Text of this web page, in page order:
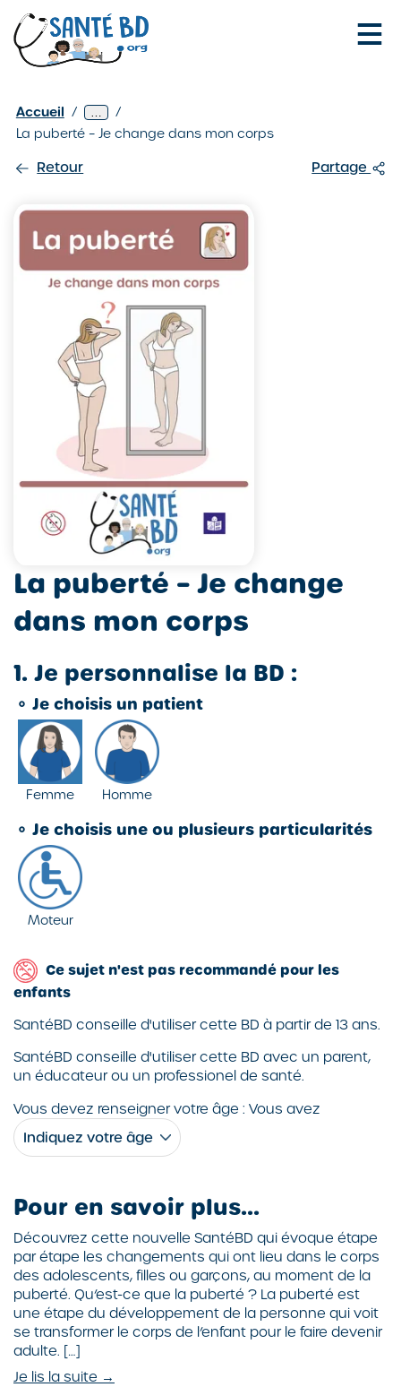
Je configure mes cookies
Accueil /
Afficher
niveaux
/
SantéBD
affective
et
La puberté – Je change dans mon corps
Retour Partage
La puberté – Je change
dans mon corps
1. Je personnalise la BD :
⚬ Je choisis un patient
Femme Homme
⚬ Je choisis une ou plusieurs particularités
Moteur
Ce sujet n'est pas recommandé pour les
enfants
SantéBD conseille d'utiliser cette BD à partir de 13 ans.
SantéBD conseille d'utiliser cette BD avec un parent,
un éducateur ou un professionel de santé.
Vous devez renseigner votre âge : Vous avez
Pour en savoir plus...
Découvrez cette nouvelle SantéBD qui évoque étape
par étape les changements qui ont lieu dans le corps
des adolescents, filles ou garçons, au moment de la
puberté. Qu’est-ce que la puberté ? La puberté est
une étape du développement de la personne qui voit
se transformer le corps de l’enfant pour le faire devenir
adulte. […]
Je lis la suite →